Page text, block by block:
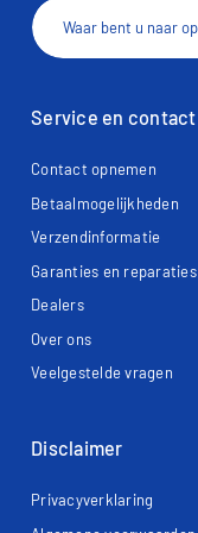
Service en contact
Contact opnemen
Betaalmogelijkheden
Verzendinformatie
Garanties en reparaties
Dealers
Over ons
Veelgestelde vragen
Disclaimer
Privacyverklaring